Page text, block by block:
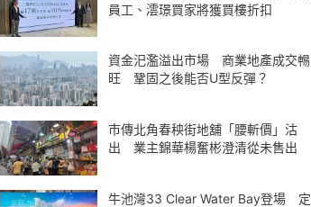
員工、澐璟買家將獲買樓折扣
資金汜濫溢出市場 商業地產成交𣈱
旺 鞏固之後能否U型反彈？
市傳北角春秧街地舖「腰斬價」沽
出 業主錦華楊奮彬澄清從未售出
牛池灣33 Clear Water Bay登場 定